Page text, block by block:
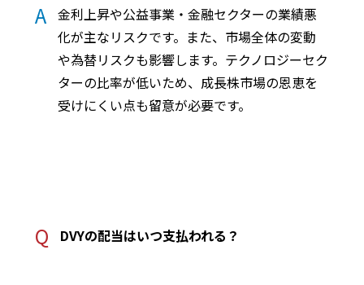
A 金利上昇や公益事業・金融セクターの業績悪
化が主なリスクです。また、市場全体の変動
や為替リスクも影響します。テクノロジーセク
ターの比率が低いため、成長株市場の恩恵を
受けにくい点も留意が必要です。
Q DVYの配当はいつ支払われる？